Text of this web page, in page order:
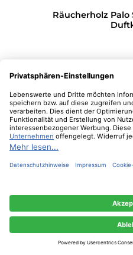
Räucherholz Palo
können.Mehr
Nur technisch